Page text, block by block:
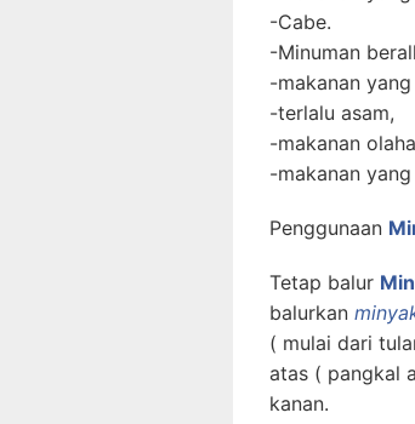
-Cabe.
-Minuman
-makanan
-terlalu asam,
-makanan
-makanan
Penggunaan
Tetap balur
balurkan
( mulai dari
atas ( pangkal
kanan.